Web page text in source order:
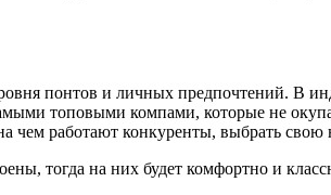
понтов и личных предпочтений. В
топовыми компами, которые не
чем работают конкуренты, выбрать свою
тогда на них будет комфортно и